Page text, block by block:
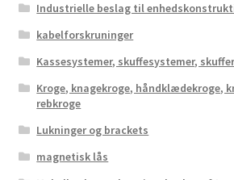
Industrielle beslag til
kabelforskruninger
Kassesystemer, skuffesystemer,
Kroge, knagekroge, håndklædekroge,
rebkroge
Lukninger og brackets
magnetisk lås